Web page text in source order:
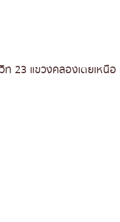
23 แขวงคลองเตยเหนื